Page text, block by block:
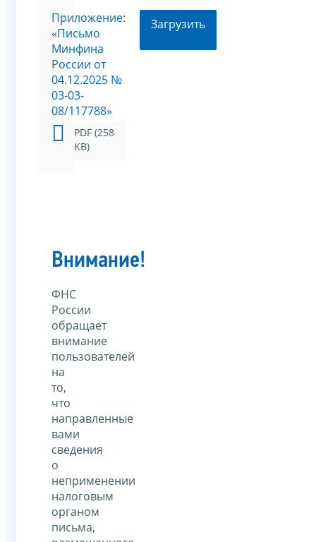
Приложение:
«Письмо
Минфина
России от
04.12.2025 №
03-03-
08/117788»
PDF (258
KB)
Загрузить
Внимание!
ФНС
России
обращает
внимание
пользователей
на
то,
что
направленные
вами
сведения
о
неприменении
налоговым
органом
письма,